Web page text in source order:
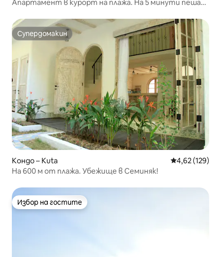
Апартамент в курорт на плажа. На 5 минути пеша
Супердомакин
Супердомакин
Кондо – Kuta Средна
4,62 (129)
На 600 м от плажа. Убежище в Семиняк!
Избор на гостите
Избор на гостите